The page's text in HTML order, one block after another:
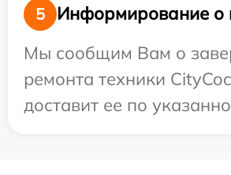
5
Информирование о
Мы сообщим Вам о
ремонта техники
доставит ее по